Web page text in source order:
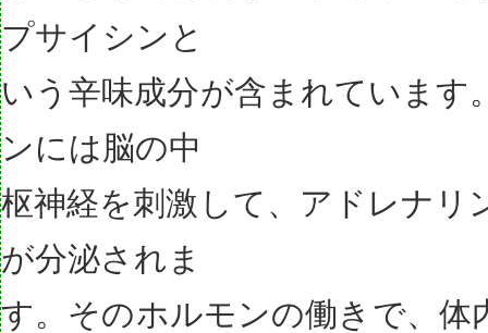
プサイシンと
いう辛味成分が含まれています
ンには脳の中
枢神経を刺激して、アドレナリ
が分泌されま
す。そのホルモンの働きで、体